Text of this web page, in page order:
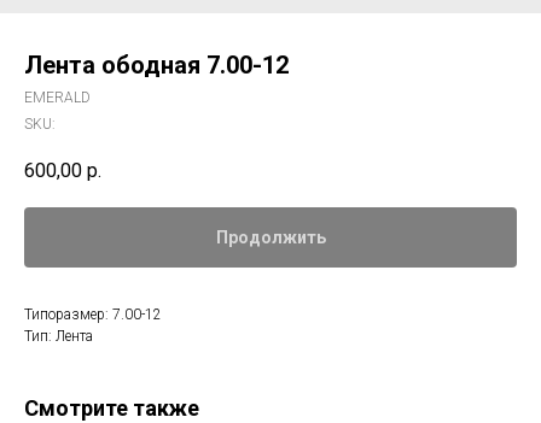
Лента ободная 7.00-12
EMERALD
SKU:
600,00 р.
Продолжить
Типоразмер: 7.00-12
Тип: Лента
Смотрите также